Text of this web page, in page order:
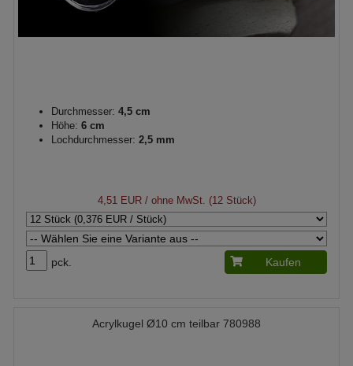
Durchmesser: 4,5 cm
Höhe: 6 cm
Lochdurchmesser: 2,5 mm
4,51 EUR/ ohne MwSt. (12 Stück)
pck. Kaufen
Acrylkugel Ø10 cm teilbar 780988